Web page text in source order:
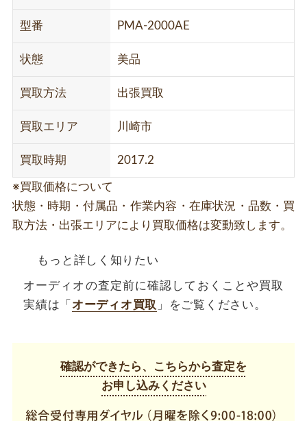
型番 PMA-2000AE
状態 美品
買取方法 出張買取
買取エリア 川崎市
買取時期 2017.2
※買取価格について
状態・時期・付属品・作業内容・在庫状況・品数・買
取方法・出張エリアにより買取価格は変動致します。
もっと詳しく知りたい
オーディオの査定前に確認しておくことや買取
実績は「 オーディオ買取 」をご覧ください。
確認ができたら、こちらから査定を
お申し込みください